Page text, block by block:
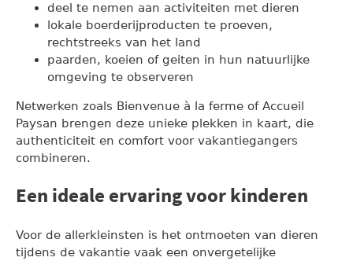
deel te nemen aan activiteiten met dieren
lokale boerderijproducten te proeven,
rechtstreeks van het land
paarden, koeien of geiten in hun natuurlijke
omgeving te observeren
Netwerken zoals Bienvenue à la ferme of Accueil
Paysan brengen deze unieke plekken in kaart, die
authenticiteit en comfort voor vakantiegangers
combineren.
Een ideale ervaring voor kinderen
Voor de allerkleinsten is het ontmoeten van dieren
tijdens de vakantie vaak een onvergetelijke